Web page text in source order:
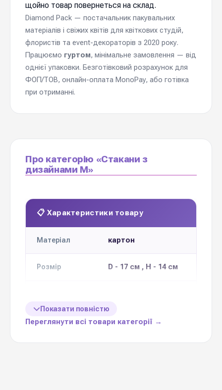
щойно товар повернеться на склад.
Diamond Pack — постачальник пакувальних
матеріалів і свіжих квітів для квіткових студій,
флористів та event-декораторів з 2020 року.
Працюємо гуртом, мінімальне замовлення — від
однієї упаковки. Безготівковий розрахунок для
ФОП/ТОВ, онлайн-оплата MonoPay, або готівка
при отриманні.
Про категорію «Стакани з
дизайнами М»
📋 Характеристики товару
Матеріал картон
Розмір D - 17 см , H - 14 см
упаковці
дизайну
Показати повністю
Переглянути всі товари категорії →